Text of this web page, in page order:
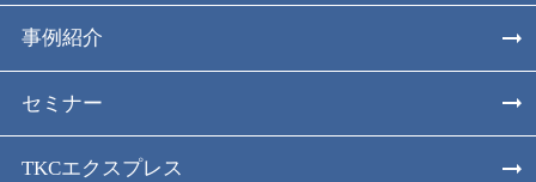
事例紹介
セミナー
TKCエクスプレス